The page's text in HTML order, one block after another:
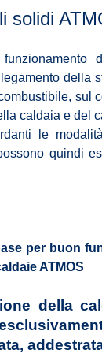
solidi
della
sul
caldaia e del
le
quindi
per buon
ATMOS
della